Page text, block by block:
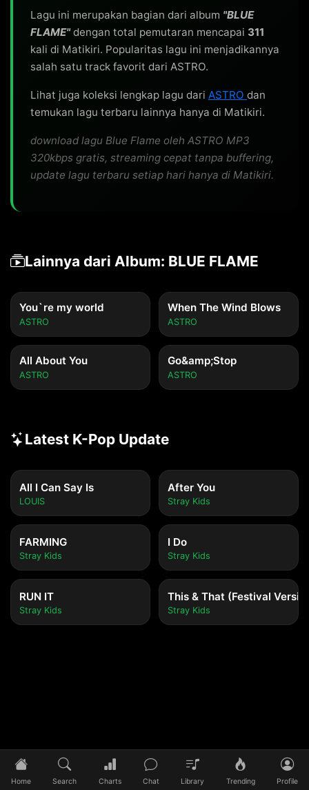
Lagu ini merupakan bagian dari album "BLUE
FLAME"dengan total pemutaran mencapai 311
kali di Matikiri. Popularitas lagu ini menjadikannya
salah satu track favorit dari ASTRO.
Lihat juga koleksi lengkap lagu dari ASTRO dan
temukan lagu terbaru lainnya hanya di Matikiri.
download lagu Blue Flame oleh ASTRO MP3
320kbps gratis, streaming cepat tanpa buffering,
update lagu terbaru setiap hari hanya di Matikiri.
Lainnya dari Album: BLUE FLAME
You`re my world
ASTRO
When The Wind Blows
ASTRO
All About You
ASTRO
Go&amp;Stop
ASTRO
Latest K-Pop Update
All I Can Say Is
LOUIS
After You
Stray Kids
FARMING
Stray Kids
I Do
Stray Kids
RUN IT
Stray Kids
This & That (Festival
Stray Kids
Home Search Charts Chat Library Trending Profile
0:00/0:00